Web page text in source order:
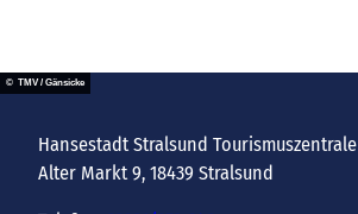
© TMV / Gänsicke
Hansestadt Stralsund Tourismuszentrale
Alter Markt 9, 18439 Stralsund